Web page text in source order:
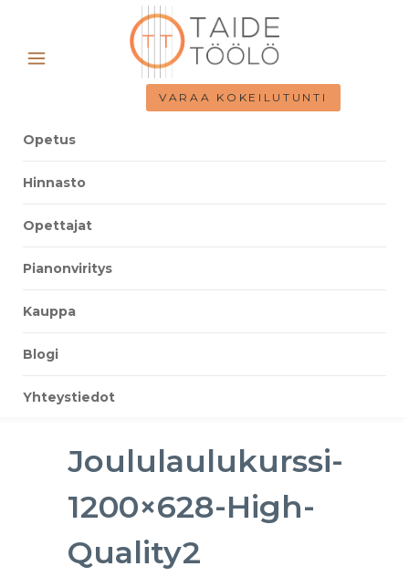
VARAA KOKEILUTUNTI
Opetus
Hinnasto
Opettajat
Pianonviritys
Kauppa
Blogi
Yhteystiedot
Joululaulukurssi-
1200×628-High-
Quality2